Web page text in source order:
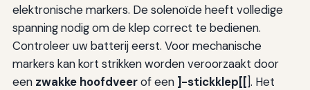
elektronische markers. De solenoïde heeft volledige
spanning nodig om de klep correct te bedienen.
Controleer uw batterij eerst. Voor mechanische
markers kan kort strikken worden veroorzaakt door
een zwakke hoofdveerof een ]-stickklep[[]. Het